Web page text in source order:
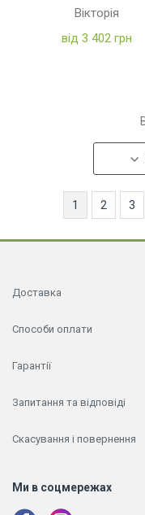
Вікторія
від 3 402 грн
1 2 3
Доставка
Способи оплати
Гарантії
Запитання та відповіді
Скасування і повернення
Ми в соцмережах